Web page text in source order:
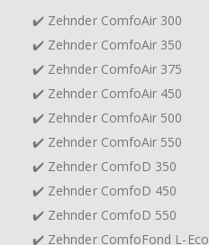
✔️ Zehnder ComfoAir 300
✔️ Zehnder ComfoAir 350
✔️ Zehnder ComfoAir 375
✔️ Zehnder ComfoAir 450
✔️ Zehnder ComfoAir 500
✔️ Zehnder ComfoAir 550
✔️ Zehnder ComfoD 350
✔️ Zehnder ComfoD 450
✔️ Zehnder ComfoD 550
✔️ Zehnder ComfoFond L-Eco